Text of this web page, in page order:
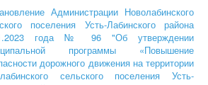
Администрации Новолабинского
поселения Усть-Лабинского района
года № 96 "Об утверждении
программы «Повышение
дорожного движения на территории
сельского поселения Усть-